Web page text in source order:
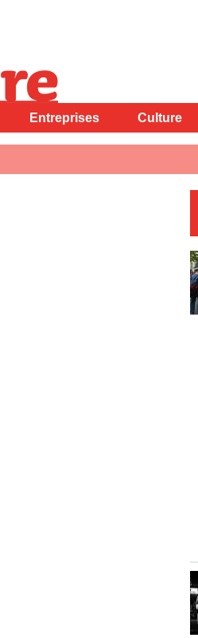
Entreprises Culture